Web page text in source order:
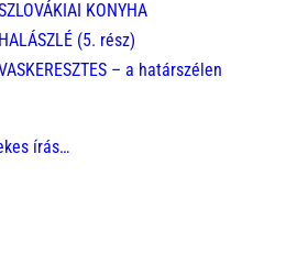
KONYHA
HALÁSZLÉ (5. rész)
– a határszélen
írás…